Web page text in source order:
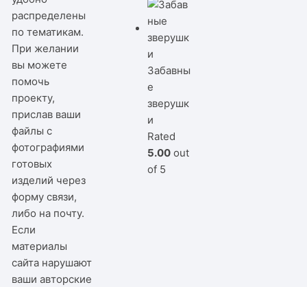
распределены
по тематикам.
При желании
вы можете
помочь
проекту,
прислав ваши
файлы с
фотографиями
готовых
изделий через
форму связи,
либо на почту.
Если
материалы
сайта нарушают
ваши авторские
Забавны
е
зверушк
и
Rated
5.00 out
of 5